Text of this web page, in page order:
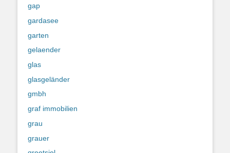
gap
gardasee
garten
gelaender
glas
glasgeländer
gmbh
graf immobilien
grau
grauer